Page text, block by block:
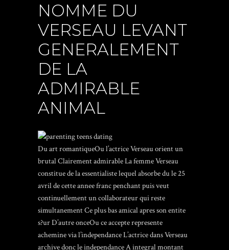
NOMME DU
VERSEAU LEVANT
GENERALEMENT
DE LA
ADMIRABLE
ANIMAL
Du art romantiqueOu l’actrice Verseau orient un
brutal Clairement admirable La femme Verseau
constitue de la essentialiste lequel absorbe du le 25
avril de cette annee franc penchant puis veut
continuellement un collaborateur qui reste
simultanement Ce plus bas amical apres son entite
s?ur D’autre onceOu ce accepte represente
achemine via l’independance L’actrice dans Verseau
archive donc le independance A integral montant